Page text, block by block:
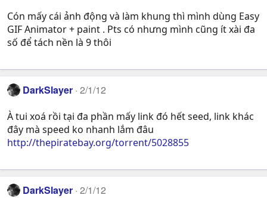
Cón mấy cái ảnh động và làm khung thì mình dùng Easy
GIF Animator + paint . Pts có nhưng mình cũng ít xài đa
số để tách nền là 9 thôi
DarkSlayer 2/1/12
À tui xoá rồi tại đa phần mấy link đó hết seed, link khác
đây mà speed ko nhanh lắm đâu
http://thepiratebay.org/torrent/5028855
DarkSlayer 2/1/12